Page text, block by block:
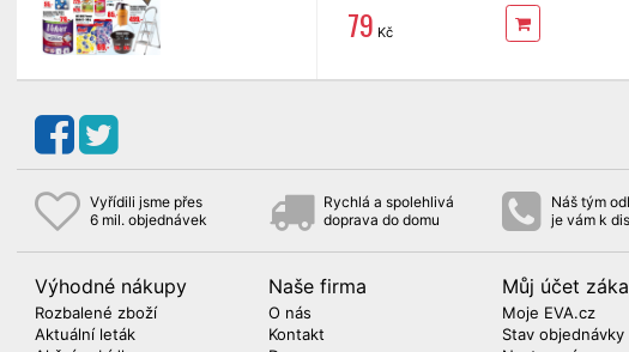
79 Kč
Vyřídili jsme přes
6 mil. objednávek
Rychlá a spolehlivá
doprava do domu
Náš tým
je vám k
Výhodné nákupy
Rozbalené zboží
Aktuální leták
Naše firma
O nás
Kontakt
Můj účet
Moje EVA.cz
Stav objednávky